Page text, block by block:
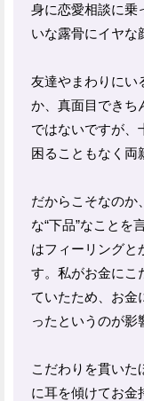
身に恋愛相談に乗
いな露骨にイヤな
友達やまわりにい
か、真面目できち
ではないですが、
困ることもなく両
だからこそなのか
な“下品”なことを
はフィーリングと
す。私がお金にこ
ていたため、お金
ったというのが影
こだわりを貫いた
に耳を傾けてお金